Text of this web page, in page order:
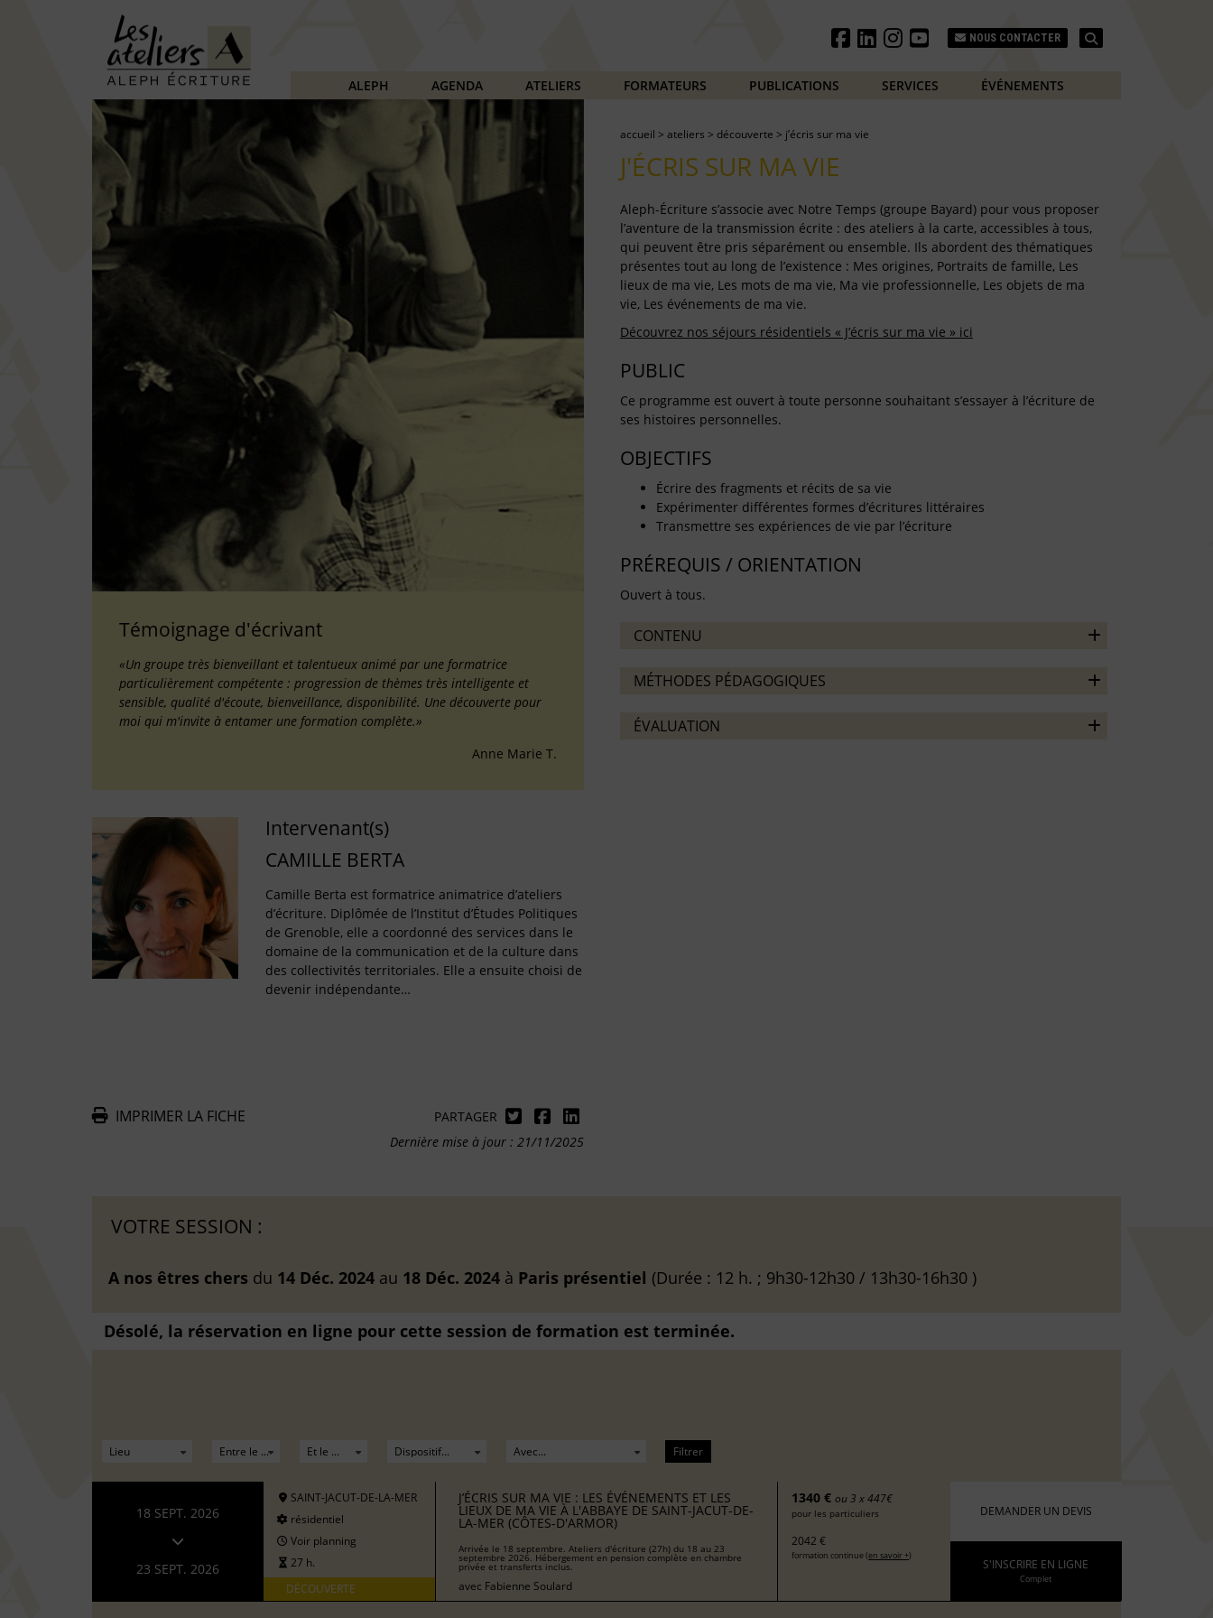
NOUS CONTACTER
ALEPH AGENDA ATELIERS FORMATEURS PUBLICATIONS SERVICES ÉVÉNEMENTS
Témoignage d'écrivant
«Un groupe très bienveillant et talentueux animé par une formatrice
particulièrement compétente : progression de thèmes très intelligente et
sensible, qualité d'écoute, bienveillance, disponibilité. Une découverte pour
moi qui m'invite à entamer une formation complète.»
Anne Marie T.
Intervenant(s)
CAMILLE BERTA
Camille Berta est formatrice animatrice d’ateliers
d’écriture. Diplômée de l’Institut d’Études Politiques
de Grenoble, elle a coordonné des services dans le
domaine de la communication et de la culture dans
des collectivités territoriales. Elle a ensuite choisi de
devenir indépendante…
IMPRIMER LA FICHE
PARTAGER
Dernière mise à jour : 21/11/2025
accueil > ateliers > découverte > j’écris sur ma vie
J'ÉCRIS SUR MA VIE
Aleph-Écriture s’associe avec Notre Temps (groupe Bayard) pour vous proposer
l’aventure de la transmission écrite : des ateliers à la carte, accessibles à tous,
qui peuvent être pris séparément ou ensemble. Ils abordent des thématiques
présentes tout au long de l’existence : Mes origines, Portraits de famille, Les
lieux de ma vie, Les mots de ma vie, Ma vie professionnelle, Les objets de ma
vie, Les événements de ma vie.
Découvrez nos séjours résidentiels « J’écris sur ma vie » ici
PUBLIC
Ce programme est ouvert à toute personne souhaitant s’essayer à l’écriture de
ses histoires personnelles.
OBJECTIFS
Écrire des fragments et récits de sa vie
Expérimenter différentes formes d’écritures littéraires
Transmettre ses expériences de vie par l’écriture
PRÉREQUIS / ORIENTATION
Ouvert à tous.
CONTENU
MÉTHODES PÉDAGOGIQUES
ÉVALUATION
VOTRE SESSION :
A nos êtres chers du 14 Déc. 2024 au 18 Déc. 2024 à Paris présentiel (Durée : 12 h. ; 9h30-12h30 / 13h30-16h30 )
Désolé, la réservation en ligne pour cette session de formation est terminée.
Filtrer
18 SEPT. 2026
23 SEPT. 2026
SAINT-JACUT-DE-LA-MER
résidentiel
Voir planning
27 h.
DÉCOUVERTE
J’ÉCRIS SUR MA VIE : LES ÉVÉNEMENTS ET LES
LIEUX DE MA VIE À L'ABBAYE DE SAINT-JACUT-DE-
LA-MER (CÔTES-D'ARMOR)
Arrivée le 18 septembre. Ateliers d'écriture (27h) du 18 au 23
septembre 2026. Hébergement en pension complète en chambre
privée et transferts inclus.
avec Fabienne Soulard
1340 € ou 3 x 447€
pour les particuliers
2042 €
formation continue (en savoir +)
DEMANDER UN DEVIS
S'INSCRIRE EN LIGNE
Complet